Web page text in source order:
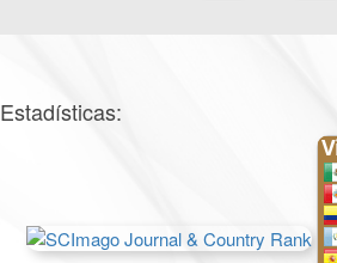
Estadísticas: